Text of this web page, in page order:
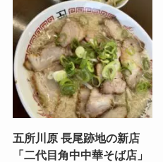
五所川原 長尾跡地の新店
「二代目角中中華そば店」